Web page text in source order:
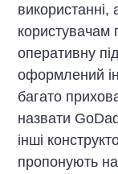
використанні,
користувачам
оперативну
оформлений
багато
назвати
інші
пропонують